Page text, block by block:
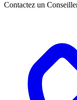
Contactez un